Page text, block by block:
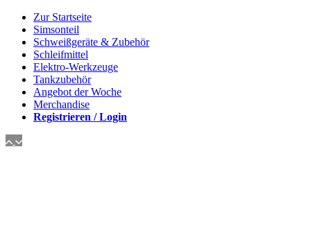
Zur Startseite
Simsonteil
Schweißgeräte & Zubehör
Schleifmittel
Elektro-Werkzeuge
Tankzubehör
Angebot der Woche
Merchandise
Registrieren / Login